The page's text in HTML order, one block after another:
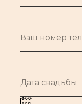
Ваш номер
Дата свадьбы